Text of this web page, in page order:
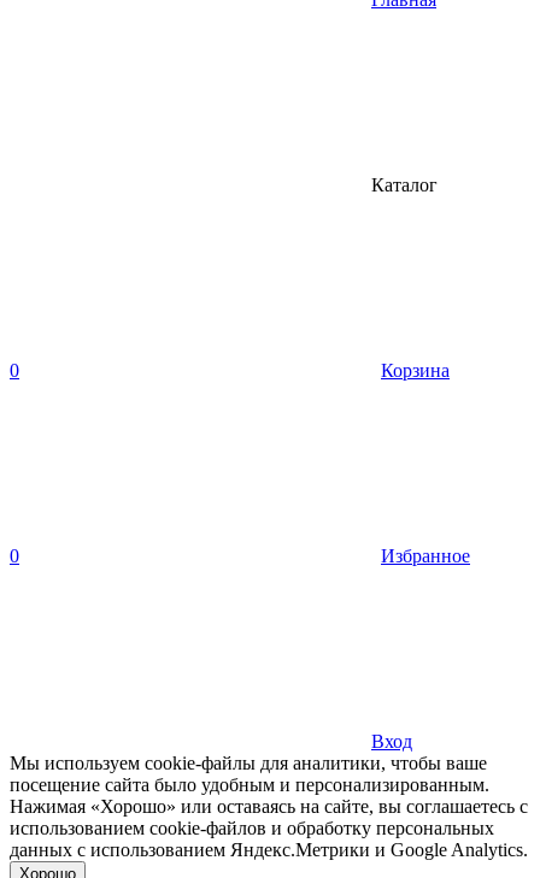
Каталог
0 Корзина
0 Избранное
Вход
Мы используем cookie-файлы для аналитики, чтобы ваше
посещение сайта было удобным и персонализированным.
Нажимая «Хорошо» или оставаясь на сайте, вы соглашаетесь с
использованием cookie-файлов и обработку персональных
данных с использованием Яндекс.Метрики и Google Analytics.
Хорошо